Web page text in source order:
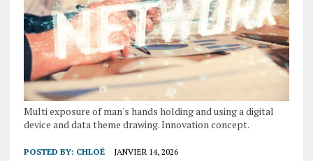
Multi exposure of man's hands holding and using a digital
device and data theme drawing. Innovation concept.
POSTED BY: CHLOÉ JANVIER 14, 2026